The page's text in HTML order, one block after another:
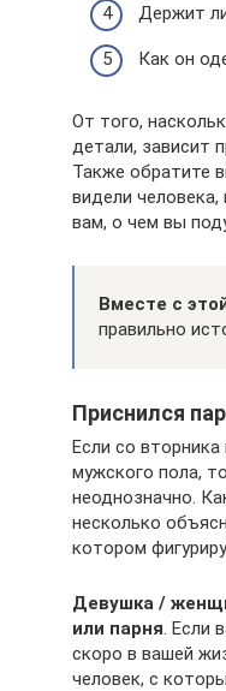
Держит
Как он
От того,
детали, зависит
Также обратите
видели
вам, о чем вы
Вместе с
правильно
Приснился
Если со вторника
мужского пола,
неоднозначно.
несколько
котором
Девушка /
или парня . Если
скоро в вашей
человек, с